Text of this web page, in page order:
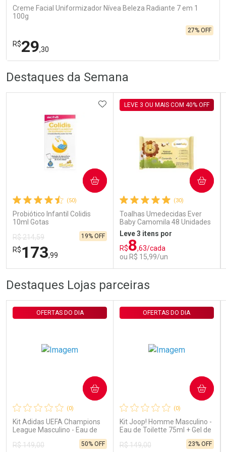
Creme Facial Uniformizador Nívea Beleza Radiante 7 em 1
100g
R$29,30
27% OFF
Laboratório
Comprar sem Desconto
Por R$ 29,30/cada
Por Menos
Comprar sem Desconto
Por R$ 29,30/cada
Destaques da Semana
(50)
Probiótico Infantil Colidis
10ml Gotas
R$ 214,59
R$173,99
19% OFF
ADICIONAR AOS FAVORITOS
COMPRAR
FECHAR
Laboratório
Comprar sem Desconto
Por R$ 173,99/cada
FECHAR
Por Menos
Comprar sem Desconto
Por R$ 173,99/cada
(30)
Toalhas Umedecidas Ever
Baby Camomila 48 Unidades
LEVE 3 OU MAIS COM 40% OFF
Leve 3 itens por
R$8,63/cada
ou R$ 15,99/un
COMPRAR
Comprar sem Desconto
Por R$ 15,99/cada
Por Menos
Comprar sem Desconto
Por R$ 15,99/cada
Destaques Lojas parceiras
(0)
Kit Adidas UEFA Champions
League Masculino - Eau de
Toilette 100ml + Shower Gel
250ml
OFERTAS DO DIA
R$ 149,00
50% OFF
COMPRAR
(0)
Kit Joop! Homme Masculino -
Eau de Toilette 75ml + Gel de
OFERTAS DO DIA
R$ 149,00
23% OFF
COMPRAR